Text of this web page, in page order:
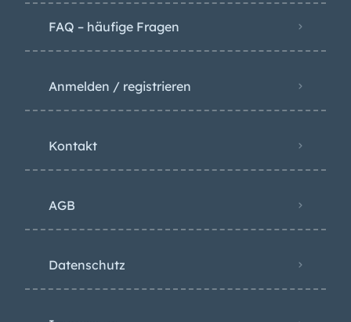
FAQ – häufige Fragen
Anmelden / registrieren
Kontakt
AGB
Datenschutz
Impressum